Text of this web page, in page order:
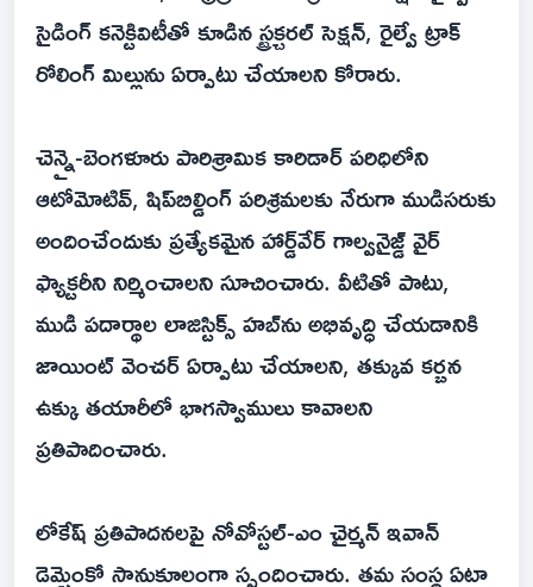
సైడింగ్ కనెక్టివిటీతో కూడిన స్ట్రక్చరల్ సెక్షన్, రైల్వే ట్రాక్
రోలింగ్ మిల్లును ఏర్పాటు చేయాలని కోరారు.
చెన్నై-బెంగళూరు పారిశ్రామిక కారిడార్ పరిధిలోని
ఆటోమోటివ్, షిప్‌బిల్డింగ్ పరిశ్రమలకు నేరుగా ముడిసరుకు
అందించేందుకు ప్రత్యేకమైన హార్డ్‌వేర్ గాల్వనైజ్డ్ వైర్
ఫ్యాక్టరీని నిర్మించాలని సూచించారు. వీటితో పాటు,
ముడి పదార్థాల లాజిస్టిక్స్ హబ్‌ను అభివృద్ధి చేయడానికి
జాయింట్ వెంచర్ ఏర్పాటు చేయాలని, తక్కువ కర్బన
ఉక్కు తయారీలో భాగస్వాములు కావాలని
ప్రతిపాదించారు.
లోకేష్ ప్రతిపాదనలపై నోవోస్టల్-ఎం చైర్మన్ ఇవాన్
డెమ్చెంకో సానుకూలంగా స్పందించారు. తమ సంస్థ ఏటా